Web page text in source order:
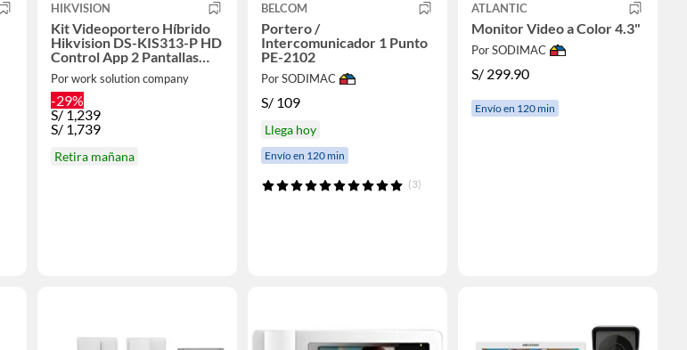
HIKVISION
Kit Videoportero Híbrido
Hikvision DS-KIS313-P HD
Control App 2 Pantallas
táctil
Por work solution company
-29%
S/ 1,239
S/ 1,739
Retira mañana
BELCOM
Portero /
Intercomunicador 1 Punto
PE-2102
Por SODIMAC
S/ 109
Llega hoy
Envío en 120 min
(3)
ATLANTIC
Monitor Video a Color 4.3"
Por SODIMAC
S/ 299.90
Envío en 120 min